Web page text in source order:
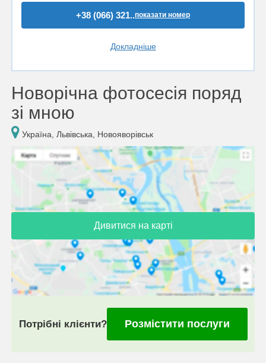
+38 (066) 321..показати номер
Докладніше
Новорічна фотосесія поряд
зі мною
Україна, Львівська, Новояворівськ
Дивитися на карті
Потрібні клієнти? Розмістити послуги